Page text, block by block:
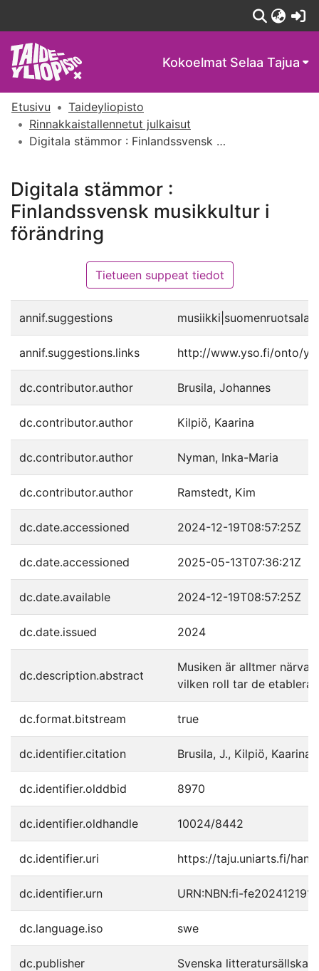
Kokoelmat Selaa Tajua
Etusivu
Taideyliopisto
Rinnakkaistallennetut julkaisut
Digitala stämmor : Finlandssvensk musikkultur i förändring
Digitala stämmor :
Finlandssvensk musikkultur i
förändring
Tietueen suppeat tiedot
annif.suggestions
annif.suggestions.links http://www.yso.fi/onto/
dc.contributor.author Brusila, Johannes
dc.contributor.author Kilpiö, Kaarina
dc.contributor.author Nyman, Inka-Maria
dc.contributor.author Ramstedt, Kim
dc.date.accessioned 2024-12-19T08:57:25Z
dc.date.accessioned 2025-05-13T07:36:21Z
dc.date.available 2024-12-19T08:57:25Z
dc.date.issued 2024
dc.description.abstract
Musiken är alltmer
vilken roll tar de
dc.format.bitstream true
dc.identifier.citation Brusila, J., Kilpiö,
dc.identifier.olddbid 8970
dc.identifier.oldhandle 10024/8442
dc.identifier.uri https://taju.uniarts.fi/
dc.identifier.urn URN:NBN:fi-
dc.language.iso swe
dc.publisher Svenska